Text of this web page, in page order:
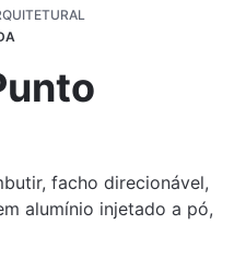
facho direcionável,
alumínio injetado a pó,